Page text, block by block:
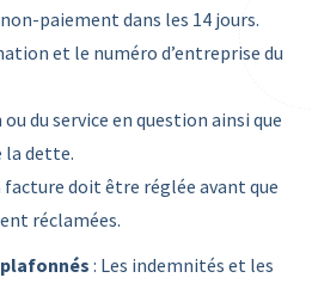
paiement dans les 14 jours.
et le numéro d’entreprise du
du service en question ainsi que
la dette.
facture doit être réglée avant que
réclamées.
: Les indemnités et les